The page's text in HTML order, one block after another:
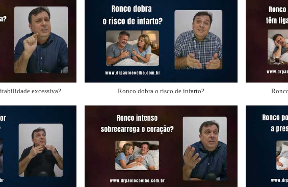
excessiva? Ronco dobra o risco de infarto?